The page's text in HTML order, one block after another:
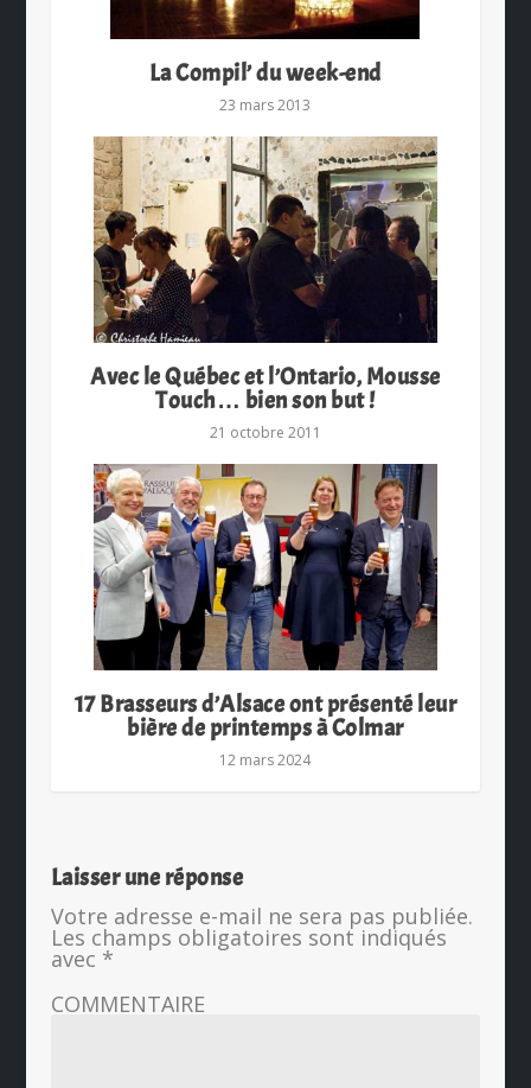
La Compil’ du week-end
23 mars 2013
Avec le Québec et l’Ontario, Mousse
Touch… bien son but !
21 octobre 2011
17 Brasseurs d’Alsace ont présenté leur
bière de printemps à Colmar
12 mars 2024
Laisser une réponse
Votre adresse e-mail ne sera pas publiée.
Les champs obligatoires sont indiqués
avec *
COMMENTAIRE